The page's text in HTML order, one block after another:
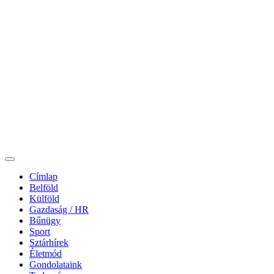
Címlap
Belföld
Külföld
Gazdaság / HR
Bűnügy
Sport
Sztárhírek
Életmód
Gondolataink